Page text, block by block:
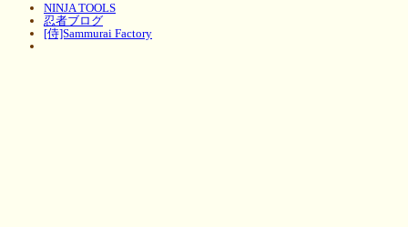
NINJA TOOLS
忍者ブログ
[侍]Sammurai Factory